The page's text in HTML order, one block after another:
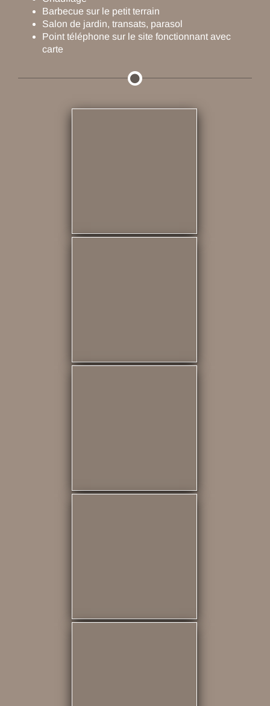
Barbecue sur le petit terrain
Salon de jardin, transats, parasol
Point téléphone sur le site fonctionnant avec
carte